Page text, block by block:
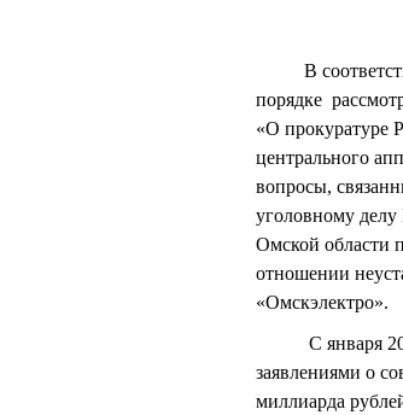
В
порядке
«О прокуратуре
центрального
вопросы,
уголовному
Омской области
отношении
«Омскэлектро».
С января 2020
заявлениями о
миллиарда